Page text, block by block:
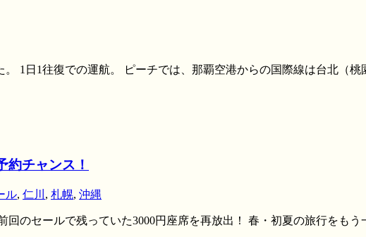
1日1往復での運航。 ピーチでは、那覇空港からの国際線は台北（
約チャンス！
ル, 仁川 , 札幌, 沖縄
のセールで残っていた3000円座席を再放出！ 春・初夏の旅行をも